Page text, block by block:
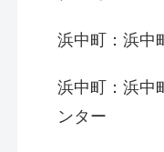
浜中町：浜中
浜中町：浜中
ンター